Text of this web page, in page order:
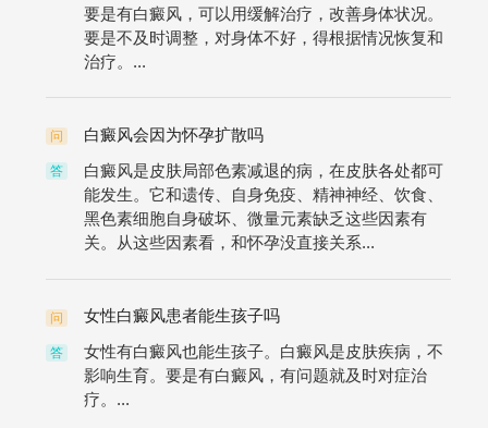
要是有白癜风，可以用缓解治疗，改善身体状况。
要是不及时调整，对身体不好，得根据情况恢复和
治疗。...
问 白癜风会因为怀孕扩散吗
答
白癜风是皮肤局部色素减退的病，在皮肤各处都可
能发生。它和遗传、自身免疫、精神神经、饮食、
黑色素细胞自身破坏、微量元素缺乏这些因素有
关。从这些因素看，和怀孕没直接关系...
问 女性白癜风患者能生孩子吗
答
女性有白癜风也能生孩子。白癜风是皮肤疾病，不
影响生育。要是有白癜风，有问题就及时对症治
疗。...